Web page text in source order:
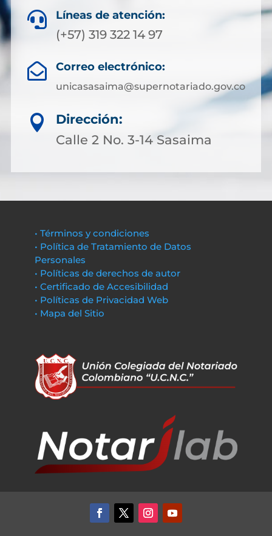
 Líneas de atención:
(+57) 319 322 14 97
 Correo electrónico:
unicasasaima@supernotariado.gov.co

Dirección:
Calle 2 No. 3-14 Sasaima
• Términos y condiciones
• Política de Tratamiento de Datos
Personales
• Políticas de derechos de autor
• Certificado de Accesibilidad
• Políticas de Privacidad Web
• Mapa del Sitio